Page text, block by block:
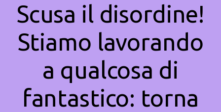
Scusa il disordine!
Stiamo lavorando
a qualcosa di
fantastico: torna